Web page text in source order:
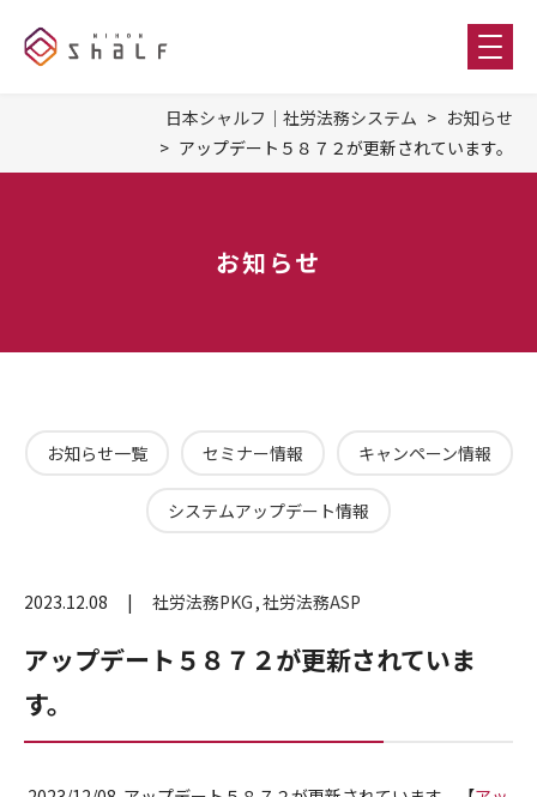
日本シャルフ｜社労法務システム
お知らせ
アップデート５８７２が更新されています。
お知らせ
お知らせ一覧 セミナー情報 キャンペーン情報
システムアップデート情報
2023.12.08 社労法務PKG 社労法務ASP
アップデート５８７２が更新されていま
す。